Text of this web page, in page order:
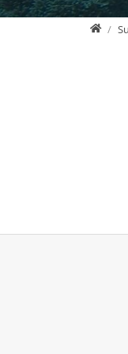
Home